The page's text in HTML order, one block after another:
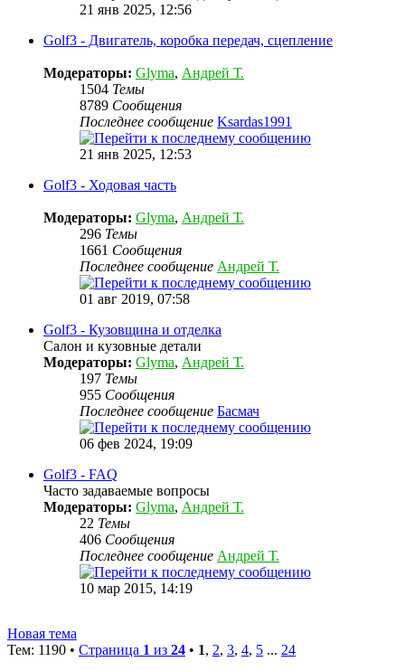
21 янв 2025, 12:56
Golf3 - Двигатель, коробка передач, сцепление
Модераторы: Glyma, Андрей Т.
1504 Темы
8789 Сообщения
Последнее сообщение Ksardas1991
21 янв 2025, 12:53
Golf3 - Ходовая часть
Модераторы: Glyma, Андрей Т.
296 Темы
1661 Сообщения
Последнее сообщение Андрей Т.
01 авг 2019, 07:58
Golf3 - Кузовщина и отделка
Салон и кузовные детали
Модераторы: Glyma, Андрей Т.
197 Темы
955 Сообщения
Последнее сообщение Басмач
06 фев 2024, 19:09
Golf3 - FAQ
Часто задаваемые вопросы
Модераторы: Glyma, Андрей Т.
22 Темы
406 Сообщения
Последнее сообщение Андрей Т.
10 мар 2015, 14:19
Новая тема
Тем: 1190 • Страница 1 из 24 • 1, 2, 3, 4, 5 ... 24